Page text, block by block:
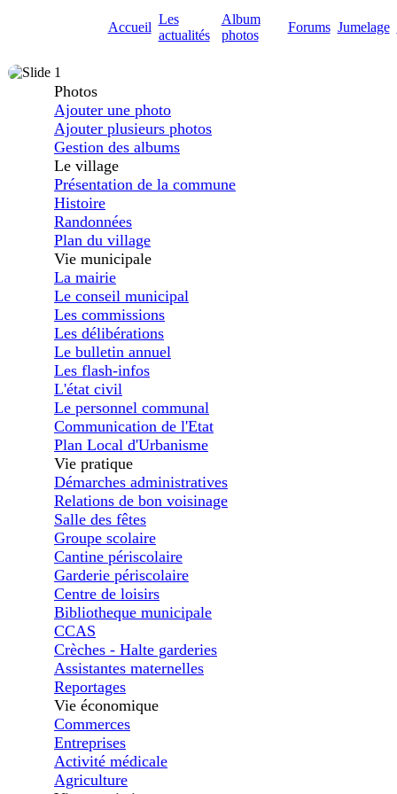
Accueil
Les
actualités
Album
photos
Forums Jumelage
Photos
Ajouter une photo
Ajouter plusieurs photos
Gestion des albums
Le village
Présentation de la commune
Histoire
Randonnées
Plan du village
Vie municipale
La mairie
Le conseil municipal
Les commissions
Les délibérations
Le bulletin annuel
Les flash-infos
L'état civil
Le personnel communal
Communication de l'Etat
Plan Local d'Urbanisme
Vie pratique
Démarches administratives
Relations de bon voisinage
Salle des fêtes
Groupe scolaire
Cantine périscolaire
Garderie périscolaire
Centre de loisirs
Bibliotheque municipale
CCAS
Crèches - Halte garderies
Assistantes maternelles
Reportages
Vie économique
Commerces
Entreprises
Activité médicale
Agriculture